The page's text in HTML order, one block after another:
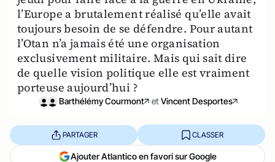
l’Europe a brutalement réalisé qu’elle avait
toujours besoin de se défendre. Pour autant
l’Otan n’a jamais été une organisation
exclusivement militaire. Mais qui sait dire
de quelle vision politique elle est vraiment
porteuse aujourd’hui ?
Barthélémy Courmont et Vincent Desportes
PARTAGER CLASSER
Ajouter Atlantico en favori sur Google